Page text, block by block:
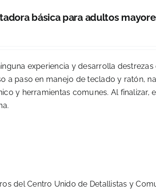
básica para adultos
experiencia y desarrolla destrezas
a paso en manejo de teclado y ratón,
y herramientas comunes. Al finalizar,
del Centro Unido de Detallistas y